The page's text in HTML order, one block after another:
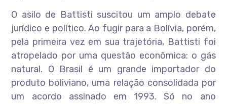
O asilo de Battisti suscitou um amplo debate
jurídico e político. Ao fugir para a Bolívia, porém,
pela primeira vez em sua trajetória, Battisti foi
atropelado por uma questão econômica: o gás
natural. O Brasil é um grande importador do
produto boliviano, uma relação consolidada por
um acordo assinado em 1993. Só no ano